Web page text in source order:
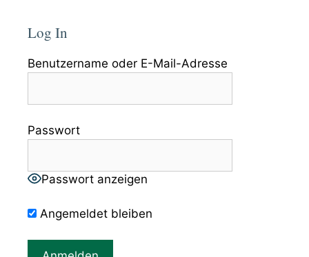
Log In
Benutzername oder E-Mail-Adresse
Passwort
Passwort anzeigen
Angemeldet bleiben